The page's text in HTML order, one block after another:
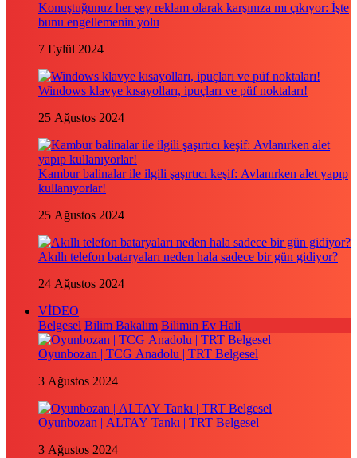
Konuştuğunuz her şey reklam olarak karşınıza mı çıkıyor: İşte
bunu engellemenin yolu
7 Eylül 2024
Windows klavye kısayolları, ipuçları ve püf noktaları!
25 Ağustos 2024
Kambur balinalar ile ilgili şaşırtıcı keşif: Avlanırken alet yapıp
kullanıyorlar!
25 Ağustos 2024
Akıllı telefon bataryaları neden hala sadece bir gün gidiyor?
24 Ağustos 2024
VİDEO
Belgesel Bilim Bakalım Bilimin Ev Hali
Oyunbozan | TCG Anadolu | TRT Belgesel
3 Ağustos 2024
Oyunbozan | ALTAY Tankı | TRT Belgesel
3 Ağustos 2024